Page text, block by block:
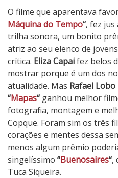
O filme que aparentava
Máquina do Tempo“, fez jus
trilha sonora, um bonito
atriz ao seu elenco de
crítica. Eliza Capaifez belos
mostrar porque é um dos
atualidade. Mas Rafael Lobo
“Mapas“ ganhou melhor
fotografia, montagem e
Copque. Foram sim os três
corações e mentes dessa
menos algum prêmio
singelíssimo “Buenosaires“,
Tuca Siqueira.